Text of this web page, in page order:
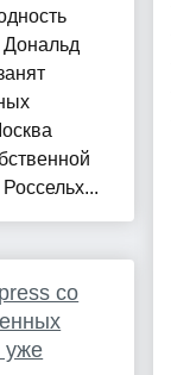
Дональд
со
уже